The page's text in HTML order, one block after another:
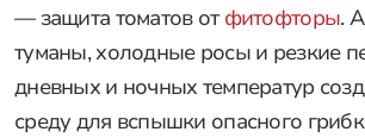
— защита томатов отфитофторы.
туманы, холодные росы и резкие
дневных и ночных температур
среду для вспышки опасного